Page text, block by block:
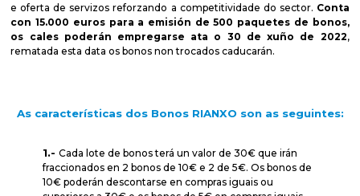
e oferta de servizos reforzando a competitividade do sector. Conta
con 15.000 euros para a emisión de 500 paquetes de bonos,
os cales poderán empregarse ata o 30 de xuño de 2022,
rematada esta data os bonos non trocados caducarán.
As características dos Bonos RIANXO son as seguintes:
1.- Cada lote de bonos terá un valor de 30€ que irán
fraccionados en 2 bonos de 10€ e 2 de 5€. Os bonos de
10€ poderán descontarse en compras iguais ou